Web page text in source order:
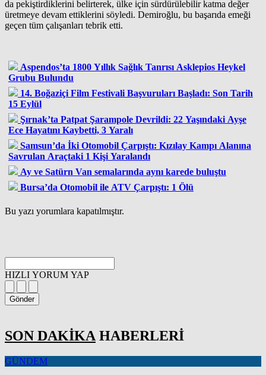
da pekiştirdiklerini belirterek, ülke için sürdürülebilir katma değer
üretmeye devam ettiklerini söyledi. Demiroğlu, bu başarıda emeği
geçen tüm çalışanları tebrik etti.
Aspendos’ta 1800 Yıllık Sağlık Tanrısı Asklepios Heykel
Grubu Bulundu
14. Boğaziçi Film Festivali Başvuruları Başladı: Son Tarih
15 Eylül
Şırnak’ta Patpat Şarampole Devrildi: 22 Yaşındaki Ayşe
Ece Hayatını Kaybetti, 3 Yaralı
Samsun’da İki Otomobil Çarpıştı: Kızılay Kampı Alanına
Savrulan Araçtaki 1 Kişi Yaralandı
Ay ve Satürn Van semalarında aynı karede buluştu
Bursa’da Otomobil ile ATV Çarpıştı: 1 Ölü
Bu yazı yorumlara kapatılmıştır.
HIZLI YORUM YAP
Gönder
SON DAKİKA HABERLERİ
GÜNDEM